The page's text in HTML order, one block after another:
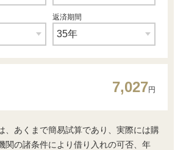
返済期間
7,027円
、あくまで簡易試算であり、実際には購
関の諸条件により借り入れの可否、年